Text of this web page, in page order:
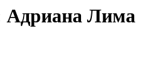
Адриана Лима